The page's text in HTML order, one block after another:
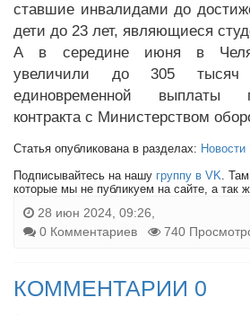
ставшие инвалидами до
дети до 23 лет, являющиеся
А в середине июня в
увеличили до 305 тысяч
единовременной выплаты
контракта с Министерством
Статья опубликована в разделах: Новости
Подписывайтесь на нашу группу в VK.
которые мы не публикуем на сайте, а так
28 июн 2024, 09:26,
0 Комментариев
740
КОММЕНТАРИИ 0